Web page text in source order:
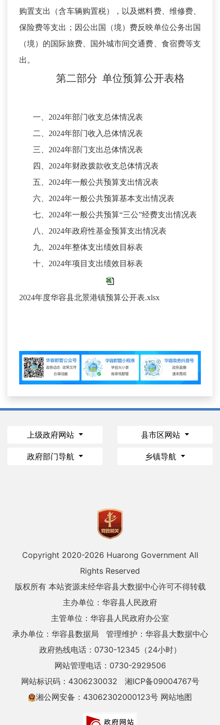
购置支出（含车辆购置税），以及燃料费、维修费、
保险费等支出；因公出国（境）费反映单位公务出国
（境）的国际旅费、国外城市间交通费、食宿费等支
出。
第二部分 单位预算公开表格
一、 2024年部门收支总体情况表
二、 2024年部门收入总体情况表
三、 2024年部门支出总体情况表
四、 2024年财政拨款收支总体情况表
五、 2024年一般公共预算支出情况表
六、 2024年一般公共预算基本支出情况表
七、 2024年一般公共预算“三公”经费支出情况表
八、 2024年政府性基金预算支出情况表
九、 2024年整体支出绩效目标表
十、 2024年项目支出绩效目标表
2024年度华容县北景港镇预算公开表.xlsx
上级政府网站 县市区网站
政府部门导航 乡镇导航
Copyright 2020-2026 Huarong Government All
Rights Reserved
版权所有 本站资源未经华容县大数据中心许可不得转载
主办单位：华容县人民政府
主管单位：华容县人民政府办公室
承办单位：华容县数据局
管理维护：华容县大数据中心
政府热线电话：0730-12345（24小时）
网站管理电话：0730-2929506
网站标识码：4306230032
湘ICP备09004767号
湘公网安备：43062302000123号 网站地图